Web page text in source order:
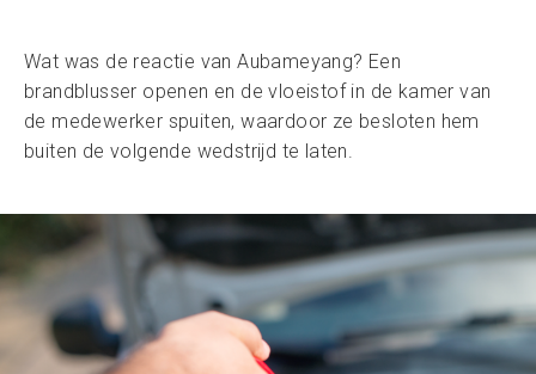
Wat was de reactie van Aubameyang? Een
brandblusser openen en de vloeistof in de kamer van
de medewerker spuiten, waardoor ze besloten hem
buiten de volgende wedstrijd te laten.